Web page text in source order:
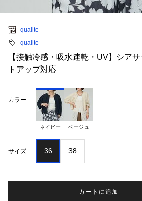
qualite
qualite
【接触冷感・吸水速乾・UV】シア
トアップ対応
カラー
ネイビー ベージュ
サイズ 36 38
カートに追加